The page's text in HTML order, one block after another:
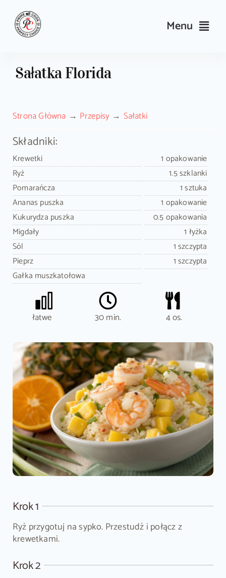
content
Menu
Wyposażenie
Search
for:
Sklep PrimeCook
Sałatka Florida
Strona Główna Przepisy Sałatki
Składniki:
Krewetki
1 opakowanie
Ryż
1.5 szklanki
Pomarańcza
1 sztuka
Ananas puszka
1 opakowanie
Kukurydza puszka
0.5 opakowania
Migdały
1 łyżka
Sól
1 szczypta
Pieprz
1 szczypta
Gałka muszkatołowa
łatwe 30 min. 4 os.
Krok 1
Ryż przygotuj na sypko. Przestudź i połącz z
krewetkami.
Krok 2